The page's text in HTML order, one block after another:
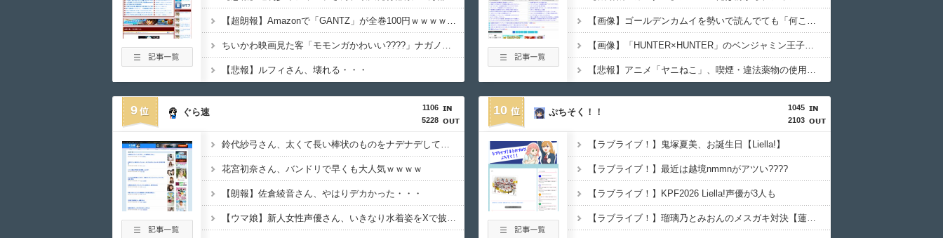
【超朗報】Amazonで「GANTZ」が全巻100円ｗｗｗｗｗｗｗｗｗｗ
ちいかわ映画見た客「モモンガかわいい????」ナガノ「ほなそろそろモモンガ■すで～」
【悲報】ルフィさん、壊れる・・・
【画像】ゴールデンカムイを勢いで読んでても「何こいつ…」ってなるシーンｗｗｗｗ
【画像】「HUNTER×HUNTER」のベンジャミン王子、強化系最強説ｗｗｗｗ
【悲報】アニメ「ヤニねこ」、喫煙・違法薬物の使用がBPOで問題視されるｗｗｗｗ
9
1106
5228
ぐら速
鈴代紗弓さん、太くて長い棒状のものをナデナデしてしまう・・・
花宮初奈さん、バンドリで早くも大人気ｗｗｗｗ
【朗報】佐倉綾音さん、やはりデカかった・・・
【ウマ娘】新人女性声優さん、いきなり水着姿をXで披露ｗｗｗｗ
10
1045
2103
ぷちそく！！
【ラブライブ！】鬼塚夏美、お誕生日【Liella!】
【ラブライブ！】最近は越境nmmnがアツい????
【ラブライブ！】KPF2026 Liella!声優が3人も
【ラブライブ！】瑠璃乃とみおんのメスガキ対決【蓮ノ空】